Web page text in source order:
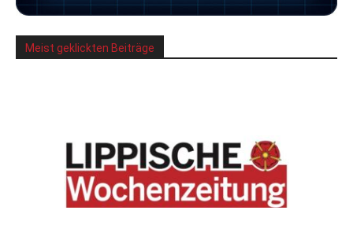
Meist geklickten Beiträge